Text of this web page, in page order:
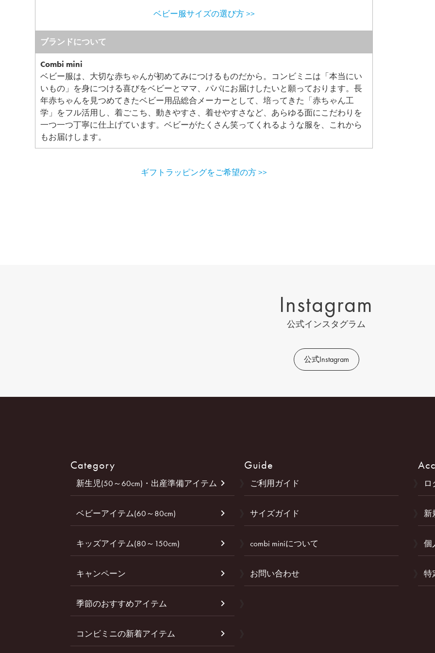
ベビー服サイズの選び方 >>
ブランドについて
Combi mini
ベビー服は、大切な赤ちゃんが初めてみにつけるものだから。コンビミニは「本当にい
いもの」を身につける喜びをベビーとママ、パパにお届けしたいと願っております。長
年赤ちゃんを見つめてきたベビー用品総合メーカーとして、培ってきた「赤ちゃん工
学」をフル活用し、着ごこち、動きやすさ、着せやすさなど、あらゆる面にこだわりを
一つ一つ丁寧に仕上げています。ベビーがたくさん笑ってくれるような服を、これから
もお届けします。
ギフトラッピングをご希望の方 >>
Instagram
公式インスタグラム
公式Instagram
Category
新生児(50～60cm)・出産準備アイテム
ベビーアイテム(60～80cm)
キッズアイテム(80～150cm)
キャンペーン
季節のおすすめアイテム
コンビミニの新着アイテム
Guide
ご利用ガイド
サイズガイド
combi miniについて
お問い合わせ
ロ
新
個
特